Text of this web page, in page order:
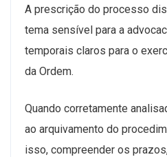
A prescrição do processo
tema sensível para a
temporais claros para o
da Ordem.
Quando corretamente
ao arquivamento do
isso, compreender os